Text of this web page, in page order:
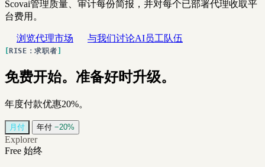
Scovai管理质量、审计每份简报，并对每个已部署代理收取平
台费用。
浏览代理市场 与我们讨论AI员工队伍
RISE：求职者
免费开始。准备好时升级。
年度付款优惠20%。
月付 年付 −20%
Explorer
Free 始终